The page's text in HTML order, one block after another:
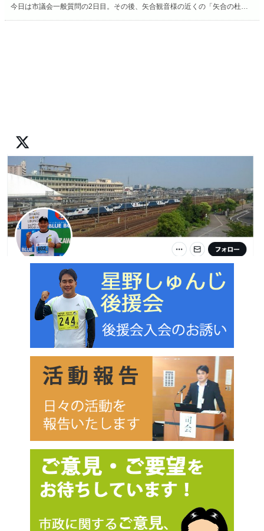
今日は市議会一般質問の2日目。その後、矢合観音様の近くの「矢合の杜」へ。